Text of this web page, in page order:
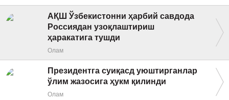
АҚШ Ўзбекистонни ҳарбий савдода
Россиядан узоқлаштириш
ҳаракатига тушди
Олам
Президентга суиқасд уюштирганлар
ўлим жазосига ҳукм қилинди
Олам